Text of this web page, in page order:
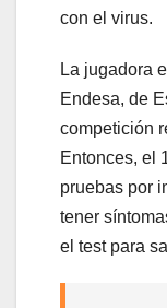
con el virus.
La jugadora
Endesa, de
competición
Entonces, el
pruebas por
tener
el test para